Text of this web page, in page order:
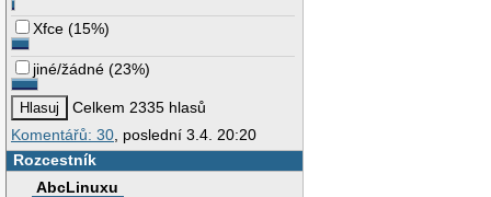
Xfce (15%)
jiné/žádné (23%)
Celkem 2335 hlasů
Komentářů: 30, poslední 3.4. 20:20
Rozcestník
AbcLinuxu